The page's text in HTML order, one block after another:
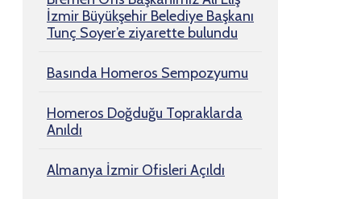
İzmir Büyükşehir Belediye Başkanı
Tunç Soyer’e ziyarette bulundu
Basında Homeros Sempozyumu
Homeros Doğduğu Topraklarda
Anıldı
Almanya İzmir Ofisleri Açıldı